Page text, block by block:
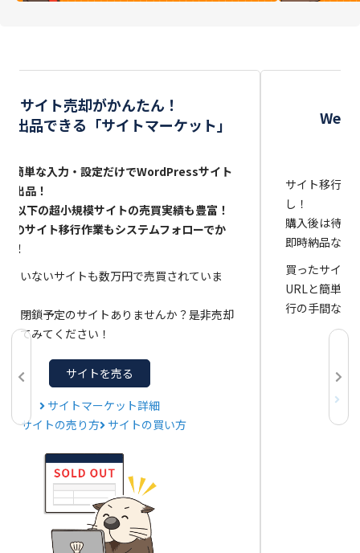
サイト売却がかんたん！
出品できる「サイトマーケット」
簡単な入力・設定だけでWordPressサイト
出品！
事以下の超小規模サイトの売買実績も豊富！
のサイト移行作業もシステムフォローでか
！
ていないサイトも数万円で売買されていま
・閉鎖予定のサイトありませんか？是非売却
してみてください！
サイトを売る
サイトマーケット詳細
サイトの売り方 サイトの買い方
Web
サイト移行（
し！
購入後は待っ
即時納品なら
買ったサイト
URLと簡単な
行の手間なし